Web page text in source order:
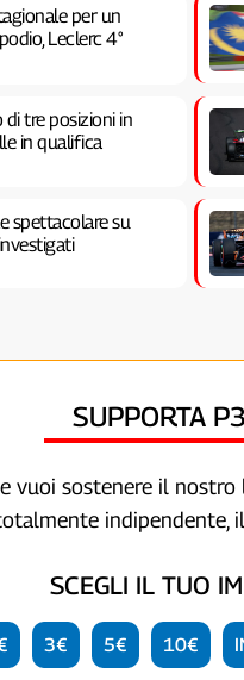
per un
Leclerc 4°
tre posizioni in
in qualifica
spettacolare su
SUPPORTA
vuoi sostenere il
SCEGLI IL TUO
3€ 5€ 10€